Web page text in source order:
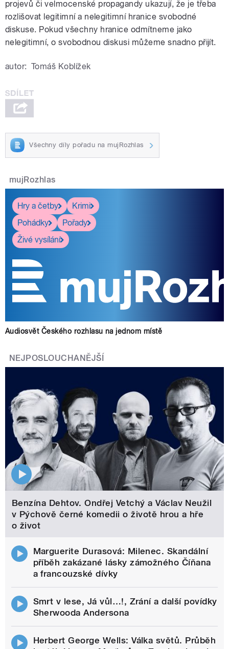
projevů či velmocenské propagandy ukazují, že je třeba
rozlišovat legitimní a nelegitimní hranice svobodné
diskuse. Pokud všechny hranice odmítneme jako
nelegitimní, o svobodnou diskusi můžeme snadno přijít.
autor: Tomáš Koblížek
Všechny díly pořadu na mujRozhlas
mujRozhlas
Hry a četby
Krimi
Pohádky
Pořady
Živé vysílání
Audiosvět Českého rozhlasu na jednom místě
NEJPOSLOUCHANĚJŠÍ
Benzína Dehtov. Ondřej Vetchý a Václav Neužil
v Pýchově černé komedii o životě hrou a hře
o život
Marguerite Durasová: Milenec. Skandální
příběh zakázané lásky zámožného Číňana
a francouzské dívky
Smrt v lese, Já vůl…!, Zrání a další povídky
Sherwooda Andersona
Herbert George Wells: Válka světů. Průběh